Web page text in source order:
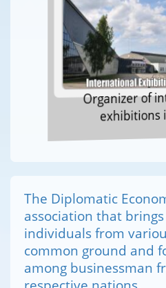
Organizer of
exhibitions
The Diplomatic
association that
individuals from
common ground and
among businessman